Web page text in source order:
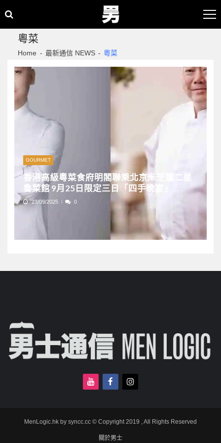
to
navigation
to
content粵菜
Home 最新通信 NEWS 粵菜
GOURMET
香港高級粵菜食府明閣聯乘北京米芝蓮二星
魯菜館 9月25日限定三日「四手晚宴」...
23/09/2025 0
MenLogic.hk by syncc.cc © Copyright 2019 , All Rights Reserved
關於男士